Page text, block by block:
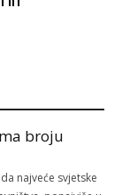
broju
najveće svjetske